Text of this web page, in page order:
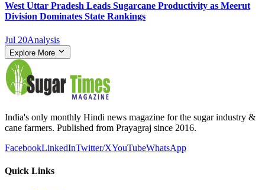
West Uttar Pradesh Leads Sugarcane Productivity as Meerut
Division Dominates State Rankings
Jul 20Analysis
Explore More
India's only monthly Hindi news magazine for the sugar industry &
cane farmers. Published from Prayagraj since 2016.
FacebookLinkedInTwitter/XYouTubeWhatsApp
Quick Links